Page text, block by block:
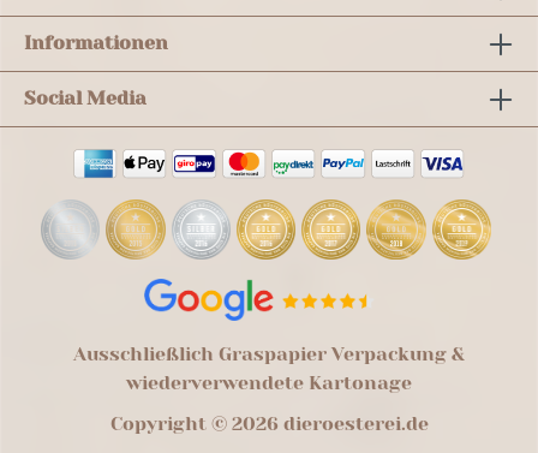
Informationen
Social Media
Ausschließlich Graspapier Verpackung &
wiederverwendete Kartonage
Copyright © 2026 dieroesterei.de